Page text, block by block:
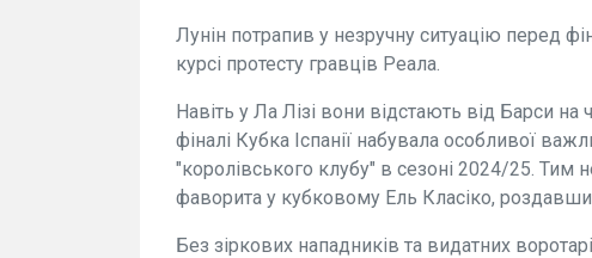
Лунін потрапив у незручну ситуацію перед
курсі протесту гравців Реала.
Навіть у Ла Лізі вони відстають від Барси
фіналі Кубка Іспанії набувала особливої
"королівського клубу" в сезоні 2024/25.
фаворита у кубковому Ель Класіко, роздавши
Без зіркових нападників та видатних